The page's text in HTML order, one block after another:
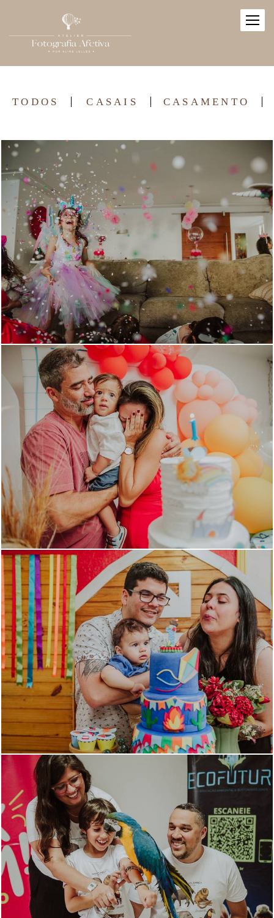
TODOS CASAIS CASAMENTO
1550 0
1339 1
1061 0
1189 1